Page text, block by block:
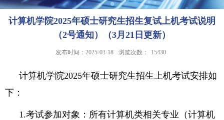
计算机学院2025年硕士研究生招生复试上机考试说明
（2号通知）（3月21日更新）
发布时间：2025-03-18 浏览次数： 15430
计算机学院2025年硕士研究生招生上机考试安排如
下：
1.考试参加对象：所有计算机类相关专业（计算机